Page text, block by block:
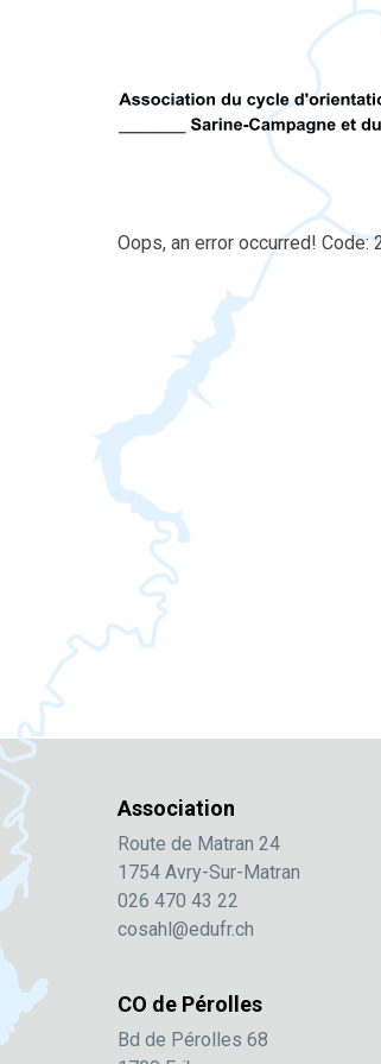
Oops, an error occurred!
Association
Route de Matran 24
1754 Avry-Sur-Matran
026 470 43 22
cosahl@edufr.ch
CO de Pérolles
Bd de Pérolles 68